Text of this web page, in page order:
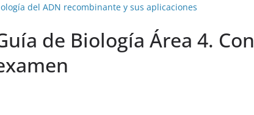
del ADN recombinante y sus aplicaciones
de Biología Área 4. Con